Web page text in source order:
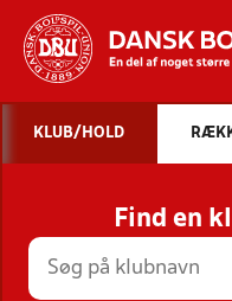
STILLINGER,
KLUB/HOLD
Find en